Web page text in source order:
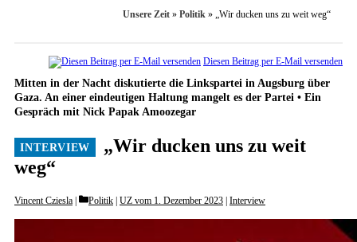
Unsere Zeit » Politik » „Wir ducken uns zu weit weg“
Diesen Beitrag per E-Mail versenden
Mitten in der Nacht diskutierte die Linkspartei in Augsburg über
Gaza. An einer eindeutigen Haltung mangelt es der Partei • Ein
Gespräch mit Nick Papak Amoozegar
„Wir ducken uns zu weit
weg“
Vincent Cziesla Categories
Politik UZ vom 1. Dezember 2023 Interview